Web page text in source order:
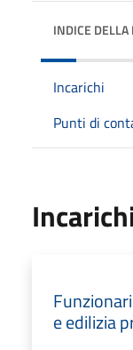
INDICE DELLA
Incarichi
Punti di
e edilizia